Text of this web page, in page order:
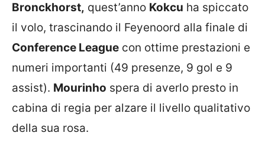
Bronckhorst, quest’anno Kokcu ha spiccato
il volo, trascinando il Feyenoord alla finale di
Conference League con ottime prestazioni e
numeri importanti (49 presenze, 9 gol e 9
assist). Mourinho spera di averlo presto in
cabina di regia per alzare il livello qualitativo
della sua rosa.